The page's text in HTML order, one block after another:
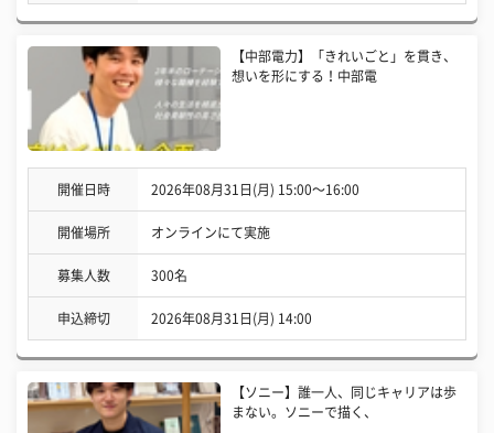
【中部電力】「きれいごと」を貫き、
想いを形にする！中部電
開催日時 2026年08月31日(月) 15:00〜16:00
開催場所 オンラインにて実施
募集人数 300名
申込締切 2026年08月31日(月) 14:00
【ソニー】誰一人、同じキャリアは歩
まない。ソニーで描く、